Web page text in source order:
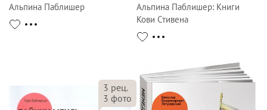
Альпина Паблишер
Альпина Паблишер: Книги
Кови Стивена
3 рец.
3 фото